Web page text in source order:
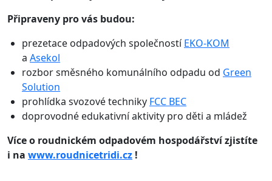
Připraveny pro vás budou:
prezetace odpadových společnostíEKO-KOM
a Asekol
rozbor směsného komunálního odpadu od Green
Solution
prohlídka svozové techniky FCC BEC
doprovodné edukativní aktivity pro děti a mládež
Více o roudnickém odpadovém hospodářství zjistíte
i na www.roudnicetridi.cz !